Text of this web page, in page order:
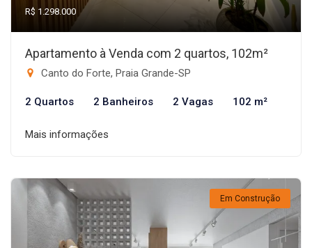
R$ 1.298.000
Apartamento à Venda com 2 quartos, 102m²
Canto do Forte, Praia Grande-SP
2 Quartos 2 Banheiros 2 Vagas 102 m²
Mais informações
Em Construção